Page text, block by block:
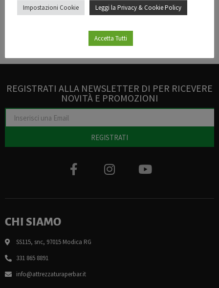
BICCHIERE COLLINS FINESSE
NUDE 35cl X6
REGISTRATI ALLA NEWSLETTER DI PER RICEVERE
NOVITÀ E PROMOZIONI
REGISTRATI
CHI SIAMO
SS115, snc, 97015 Modica RG
331 865 8891
info@attrezzaturaperbar.it
Impostazioni Cookie Leggi la Privacy & Cookie Policy
Accetta Tutti